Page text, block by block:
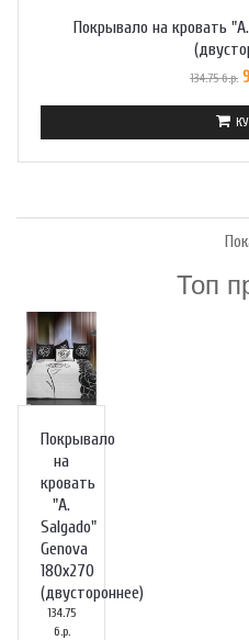
Покрывало на кровать
134.75 б.р.
Топ
Покрывало
на
кровать
"A.
Salgado"
Genova
180х270
(двустороннее)
134.75
б.р.